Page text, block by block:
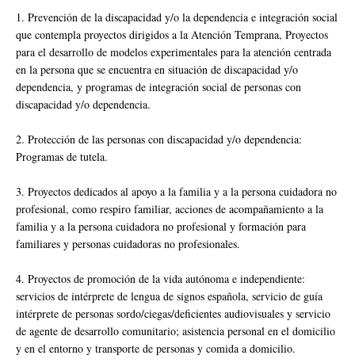
1. Prevención de la discapacidad y/o la dependencia e integración social
que contempla proyectos dirigidos a la Atención Temprana, Proyectos
para el desarrollo de modelos experimentales para la atención centrada
en la persona que se encuentra en situación de discapacidad y/o
dependencia, y programas de integración social de personas con
discapacidad y/o dependencia.
2. Protección de las personas con discapacidad y/o dependencia:
Programas de tutela.
3. Proyectos dedicados al apoyo a la familia y a la persona cuidadora no
profesional, como respiro familiar, acciones de acompañamiento a la
familia y a la persona cuidadora no profesional y formación para
familiares y personas cuidadoras no profesionales.
4. Proyectos de promoción de la vida autónoma e independiente:
servicios de intérprete de lengua de signos española, servicio de guía
intérprete de personas sordo/ciegas/deficientes audiovisuales y servicio
de agente de desarrollo comunitario; asistencia personal en el domicilio
y en el entorno y transporte de personas y comida a domicilio.